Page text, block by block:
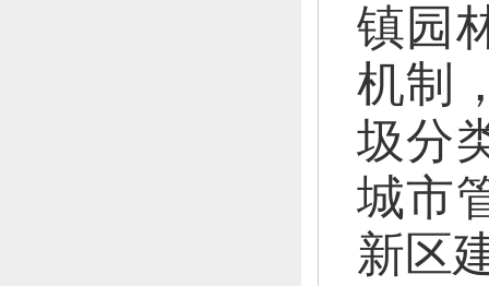
镇园
机制
圾分
城市
新区